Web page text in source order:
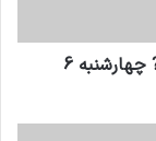
وضعیت فعلی دما و پدیده های جوّی ? چهارشنبه 6